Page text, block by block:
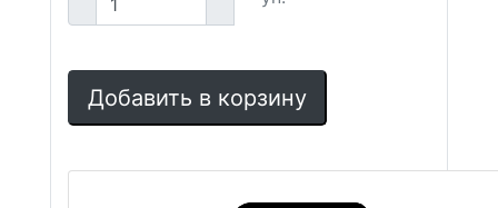
Добавить в корзину